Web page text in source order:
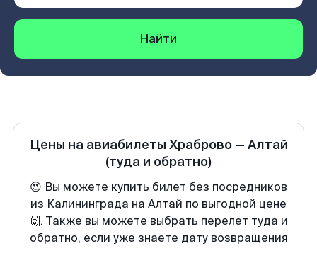
Найти
Цены на авиабилеты Храброво— Алтай
(туда и обратно)
😍 Вы можете купить билет без посредников
из Калининграда на Алтай по выгодной цене
🙌. Также вы можете выбрать перелет туда и
обратно, если уже знаете дату возвращения